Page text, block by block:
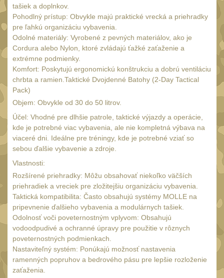
Accushot Tactical
Accushot Precision
Hunter6
BugBuster 4
Kolimátory 16
Schmidt&Bender
Delta Optical
Sightmark19
Vector Optics5
ČIŠTĚNÍ A ÚDRŽBA
Čištění39
AR1514
AK47 10
.2210
.223 (5.56mm)
.243 .260 (6.5mm)
tašiek a doplnkov.
Pohodlný prístup: Obvykle majú praktické vrecká a priehradky
pre ľahkú organizáciu vybavenia.
Odolné materiály: Vyrobené z pevných materiálov, ako je
Cordura alebo Nylon, ktoré zvládajú ťažké zaťaženie a
extrémne podmienky.
Komfort: Poskytujú ergonomickú konštrukciu a dobrú ventiláciu
chrbta a ramien.Taktické Dvojdenné Batohy (2-Day Tactical
Pack)
Objem: Obvykle od 30 do 50 litrov.
Účel: Vhodné pre dlhšie patrole, taktické výjazdy a operácie,
kde je potrebné viac vybavenia, ale nie kompletná výbava na
viaceré dni. Ideálne pre tréningy, kde je potrebné vziať so
sebou ďalšie vybavenie a zdroje.
Vlastnosti:
Rozšírené priehradky: Môžu obsahovať niekoľko väčších
priehradiek a vreciek pre zložitejšiu organizáciu vybavenia.
Taktická kompatibilita: Často obsahujú systémy MOLLE na
pripevnenie ďalšieho vybavenia a modulárnych tašiek.
Odolnosť voči poveternostným vplyvom: Obsahujú
vodoodpudivé a ochranné úpravy pre použitie v rôznych
poveternostných podmienkach.
Nastaviteľný systém: Ponúkajú možnosť nastavenia
ramenných popruhov a bedrového pásu pre lepšie rozloženie
zaťaženia.